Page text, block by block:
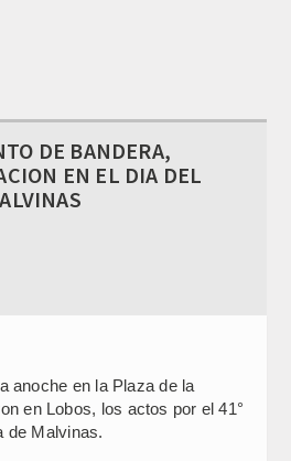
DE BANDERA,
EN EL DIA DEL
anoche en la Plaza de la
en Lobos, los actos por el 41°
de Malvinas.